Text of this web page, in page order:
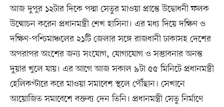
আজ দুপুর ১২টার দিকে পদ্মা সেতুর মাওয়া প্রান্তে উদ্বোধনী ফলক
উন্মোচন করেন প্রধানমন্ত্রী শেখ হাসিনা। এর মধ্য দিয়ে দক্ষিণ ও
দক্ষিণ-পশ্চিমাঞ্চলের ২১টি জেলার সঙ্গে রাজধানী ঢাকাসহ দেশের
অপরাপর অংশের জন্য সংযোগ, যোগাযোগ ও সম্ভাবনার অনন্ত
দুয়ার খুলে যায়। এর আগে আজ সকাল ৯টা ৫৫ মিনিটে প্রধানমন্ত্রী
হেলিকপ্টারে করে মাওয়া সমাবেশ স্থলে পৌঁছান। সেখানে
আয়োজিত সমাবেশে বক্তব্য দেন তিনি। প্রধানমন্ত্রী সেতু নির্মাণে